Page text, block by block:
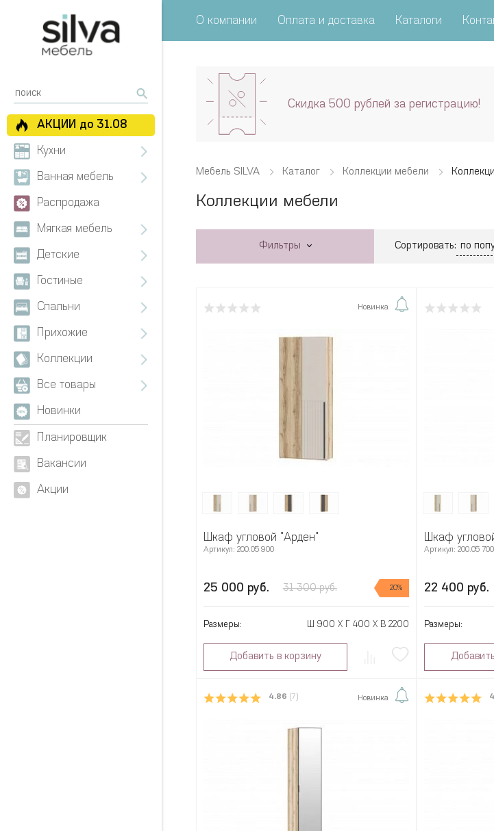
О компании Оплата и доставка Каталоги
АКЦИИ до 31.08
Кухни
Ванная мебель
Распродажа
Мягкая мебель
Детские
Гостиные
Спальни
Прихожие
Коллекции
Все товары
Новинки
Планировщик
Вакансии
Акции
Скидка 500 рублей за регистрацию!
Мебель SILVA Каталог Коллекции мебели
Коллекции мебели
Фильтры Сортировать:
Новинка
Шкаф угловой "Арден"
Артикул: 200.05 900
25 000 руб. 31 300 руб. 20%
Размеры: Ш 900 X Г 400 X В 2200
Добавить в корзину
Шкаф
Артикул: 200.05 700
22 400 руб.
Размеры:
4.86 (7) Новинка